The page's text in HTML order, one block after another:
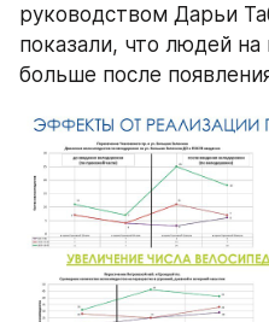
руководством Дарьи
показали, что людей на
больше после